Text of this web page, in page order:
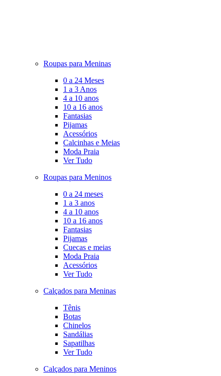
Roupas para Meninas
0 a 24 Meses
1 a 3 Anos
4 a 10 anos
10 a 16 anos
Fantasias
Pijamas
Acessórios
Calcinhas e Meias
Moda Praia
Ver Tudo
Roupas para Meninos
0 a 24 meses
1 a 3 anos
4 a 10 anos
10 a 16 anos
Fantasias
Pijamas
Cuecas e meias
Moda Praia
Acessórios
Ver Tudo
Calçados para Meninas
Tênis
Botas
Chinelos
Sandálias
Sapatilhas
Ver Tudo
Calçados para Meninos